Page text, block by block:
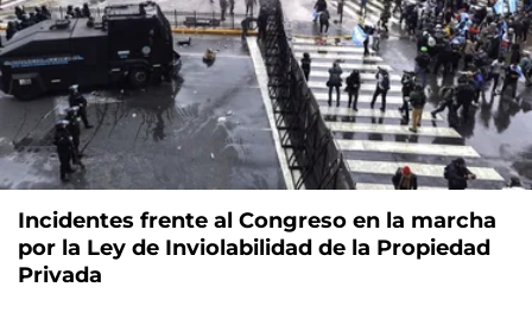
Incidentes frente al Congreso en la marcha
por la Ley de Inviolabilidad de la Propiedad
Privada